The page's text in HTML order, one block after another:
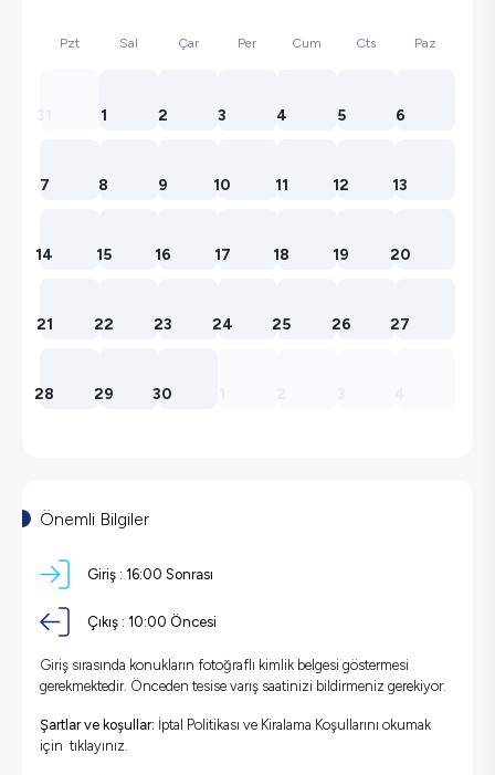
Pzt Sal Çar Per Cum Cts Paz
1 2 3 4 5 6
7 8 9 10 11 12 13
14 15 16 17 18 19 20
21 22 23 24 25 26 27
28 29 30
Önemli Bilgiler
Giriş : 16:00 Sonrası
Çıkış : 10:00 Öncesi
Giriş sırasında konukların fotoğraflı kimlik belgesi göstermesi
gerekmektedir. Önceden tesise varış saatinizi bildirmeniz gerekiyor.
Şartlar ve koşullar: İptal Politikası ve Kiralama Koşullarını okumak
için tıklayınız.